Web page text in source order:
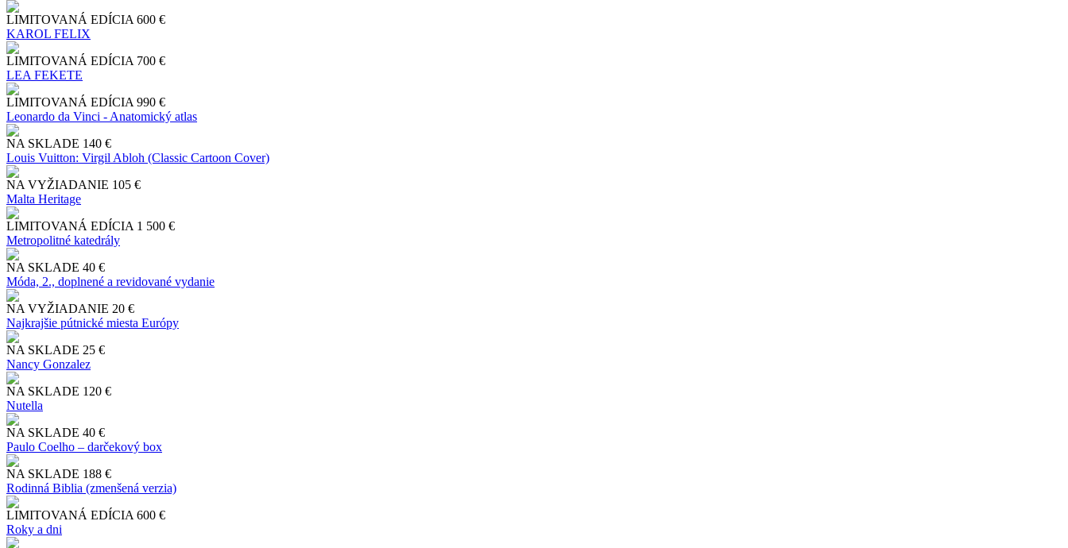
LIMITOVANÁ EDÍCIA 600 €
KAROL FELIX
LIMITOVANÁ EDÍCIA 700 €
LEA FEKETE
LIMITOVANÁ EDÍCIA 990 €
Leonardo da Vinci - Anatomický atlas
NA SKLADE 140 €
Louis Vuitton: Virgil Abloh (Classic Cartoon Cover)
NA VYŽIADANIE 105 €
Malta Heritage
LIMITOVANÁ EDÍCIA 1 500 €
Metropolitné katedrály
NA SKLADE 40 €
Móda, 2., doplnené a revidované vydanie
NA VYŽIADANIE 20 €
Najkrajšie pútnické miesta Európy
NA SKLADE 25 €
Nancy Gonzalez
NA SKLADE 120 €
Nutella
NA SKLADE 40 €
Paulo Coelho – darčekový box
NA SKLADE 188 €
Rodinná Biblia (zmenšená verzia)
LIMITOVANÁ EDÍCIA 600 €
Roky a dni